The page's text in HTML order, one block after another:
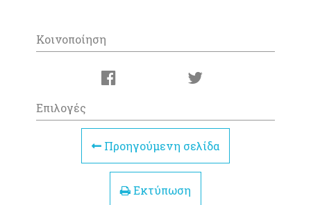
Κοινοποίηση
Επιλογές
Προηγούμενη σελίδα
Εκτύπωση